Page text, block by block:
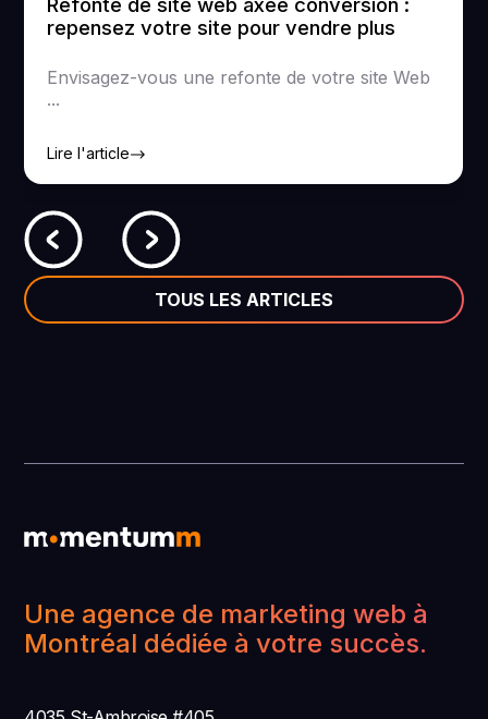
repensez votre site pour vendre plus
Envisagez-vous une refonte de votre site Web
...
Lire l'article
TOUS LES ARTICLES
Une agence de marketing web à
Montréal dédiée à votre succès.